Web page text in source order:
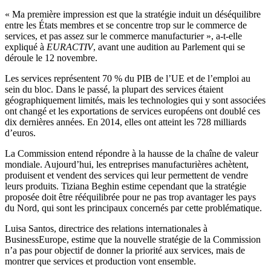
« Ma première impression est que la stratégie induit un déséquilibre
entre les États membres et se concentre trop sur le commerce de
services, et pas assez sur le commerce manufacturier », a-t-elle
expliqué à EURACTIV, avant une audition au Parlement qui se
déroule le 12 novembre.
Les services représentent 70 % du PIB de l’UE et de l’emploi au
sein du bloc. Dans le passé, la plupart des services étaient
géographiquement limités, mais les technologies qui y sont associées
ont changé et les exportations de services européens ont doublé ces
dix dernières années. En 2014, elles ont atteint les 728 milliards
d’euros.
La Commission entend répondre à la hausse de la chaîne de valeur
mondiale. Aujourd’hui, les entreprises manufacturières achètent,
produisent et vendent des services qui leur permettent de vendre
leurs produits. Tiziana Beghin estime cependant que la stratégie
proposée doit être rééquilibrée pour ne pas trop avantager les pays
du Nord, qui sont les principaux concernés par cette problématique.
Luisa Santos, directrice des relations internationales à
BusinessEurope, estime que la nouvelle stratégie de la Commission
n’a pas pour objectif de donner la priorité aux services, mais de
montrer que services et production vont ensemble.